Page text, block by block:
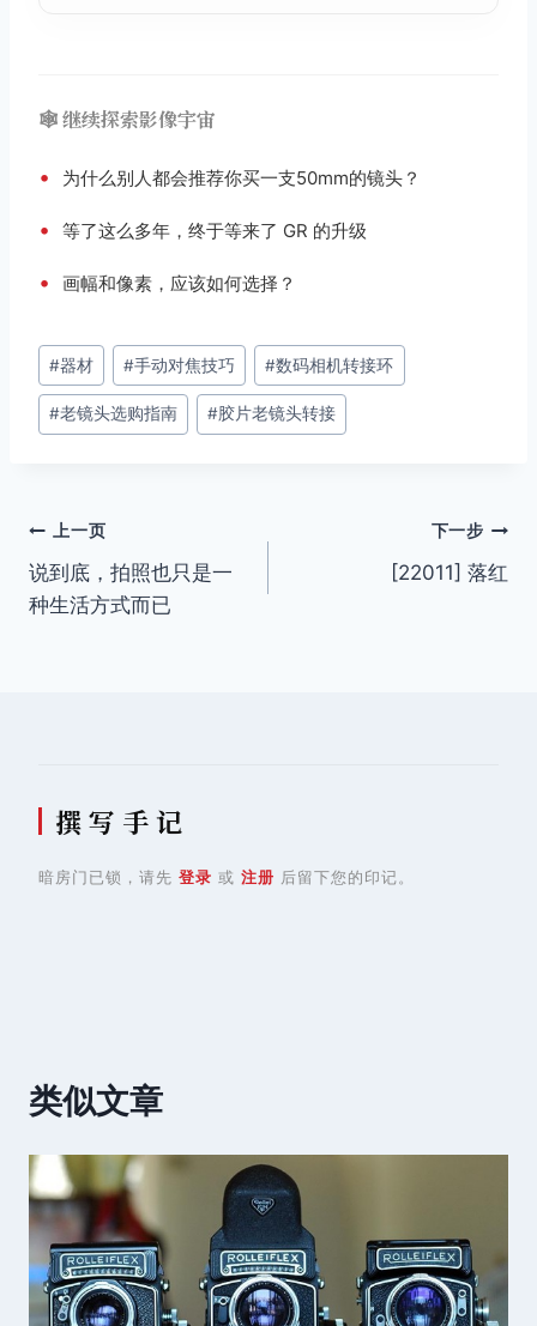
🕸️ 继续探索影像宇宙
• 为什么别人都会推荐你买一支50mm的镜头？
• 等了这么多年，终于等来了 GR 的升级
• 画幅和像素，应该如何选择？
文
章
标
#器材 #手动对焦技巧 #数码相机转接环
#老镜头选购指南 #胶片老镜头转接
文
章
上一页
说到底，拍照也只是一
种生活方式而已
下一步
[22011] 落红
撰 写 手 记
暗房门已锁，请先 登录 或 注册 后留下您的印记。
类似文章